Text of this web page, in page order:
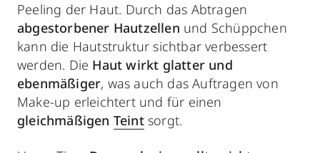
Peeling der Haut. Durch das Abtragen
abgestorbener Hautzellen und Schüppchen
kann die Hautstruktur sichtbar verbessert
werden. Die Haut wirkt glatter und
ebenmäßiger, was auch das Auftragen von
Make-up erleichtert und für einen
gleichmäßigen Teintsorgt.